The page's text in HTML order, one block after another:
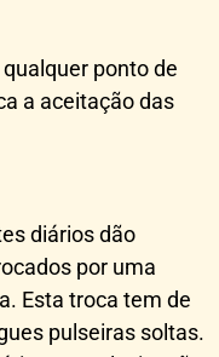
ponto de
a aceitação das
diários dão
por uma
Esta troca tem de
pulseiras soltas.